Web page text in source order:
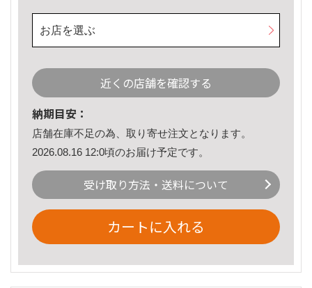
お店を選ぶ
近くの店舗を確認する
納期目安：
店舗在庫不足の為、取り寄せ注文となります。
2026.08.16 12:0頃のお届け予定です。
受け取り方法・送料について
カートに入れる